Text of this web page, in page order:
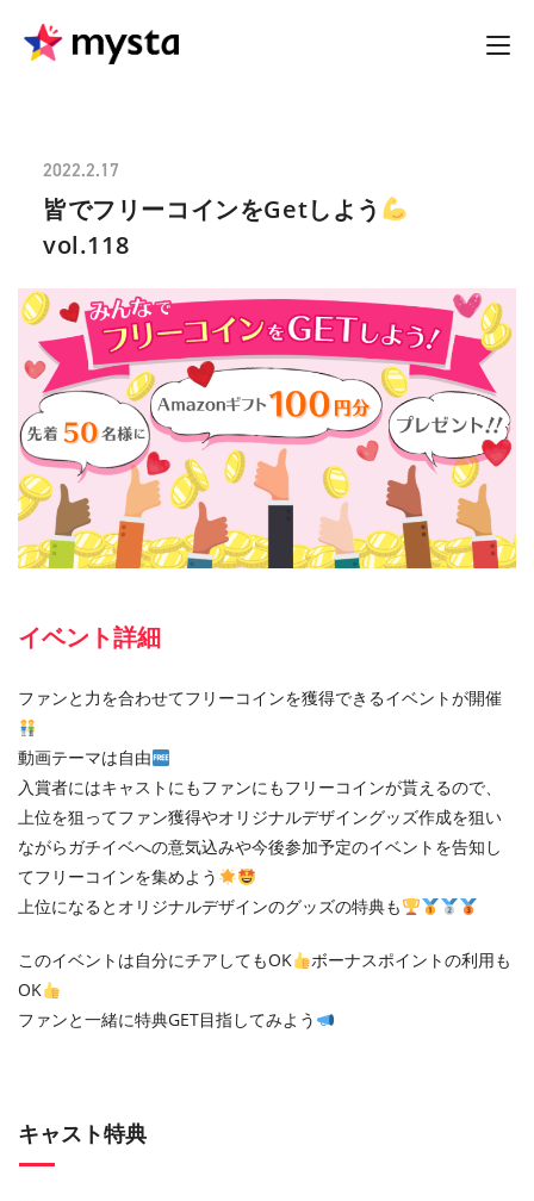
2022.2.17
皆でフリーコインをGetしよう
vol.118
イベント詳細
ファンと力を合わせてフリーコインを獲得できるイベントが開催
動画テーマは自由
入賞者にはキャストにもファンにもフリーコインが貰えるので、
上位を狙ってファン獲得やオリジナルデザイングッズ作成を狙い
ながらガチイベへの意気込みや今後参加予定のイベントを告知し
てフリーコインを集めよう
上位になるとオリジナルデザインのグッズの特典も
このイベントは自分にチアしてもOK
ボーナスポイントの利用も
OK
ファンと一緒に特典GET目指してみよう
キャスト特典